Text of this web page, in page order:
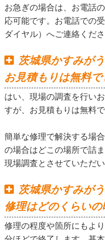
お急ぎの場合は、お電話
応可能です。お電話での受
ダイヤル）へご連絡くださ
茨城県かすみが
お見積もりは無料で
はい、現場の調査を行い
すが、お見積もりは無料で
簡単な修理で解決する場
の場合はどこの場所で詰
現場調査とさせていただい
茨城県かすみが
修理はどのくらい
修理の程度や箇所にもよ